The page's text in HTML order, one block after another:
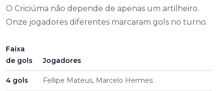
O Criciúma não depende de apenas um artilheiro.
Onze jogadores diferentes marcaram gols no turno.
Faixa
de gols
Jogadores
4 gols Fellipe Mateus, Marcelo Hermes